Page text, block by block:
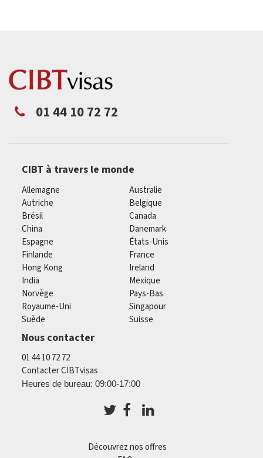
01 44 10 72 72
CIBT à travers le monde
Allemagne
Australie
Autriche
Belgique
Brésil
Canada
China
Danemark
Espagne
États-Unis
Finlande
France
Hong Kong
Ireland
India
Mexique
Norvège
Pays-Bas
Royaume-Uni
Singapour
Suède
Suisse
Nous contacter
01 44 10 72 72
Contacter CIBTvisas
Heures de bureau: 09:00-17:00
Découvrez nos offres